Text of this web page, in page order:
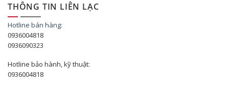
THÔNG TIN LIÊN LẠC
Hotline bán hàng:
0936004818
0936090323
Hotline bảo hành, kỹ thuật:
0936004818